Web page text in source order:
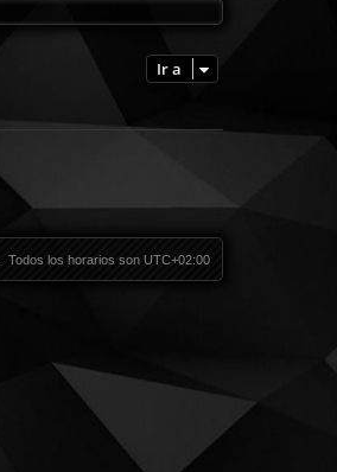
Ir a
Todos los horarios son UTC+02:00